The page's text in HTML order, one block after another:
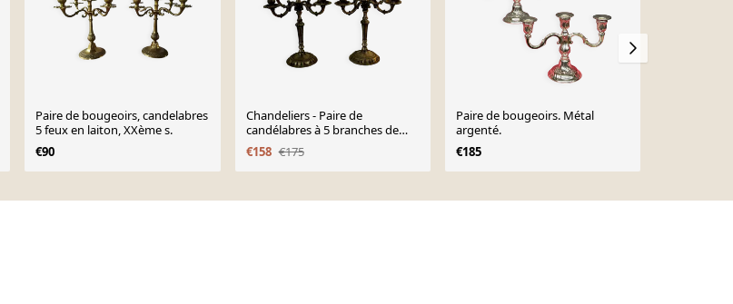
Paire de bougeoirs, candelabres
5 feux en laiton, XXème s.
€90
Chandeliers - Paire de
candélabres à 5 branches de
style Louis XV (Roc
€158 €175
Paire de bougeoirs. Métal
argenté.
€185